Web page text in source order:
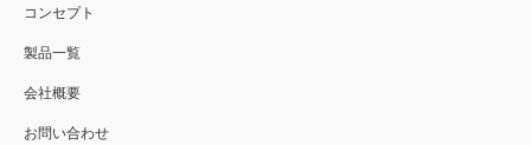
コンセプト
製品一覧
会社概要
お問い合わせ